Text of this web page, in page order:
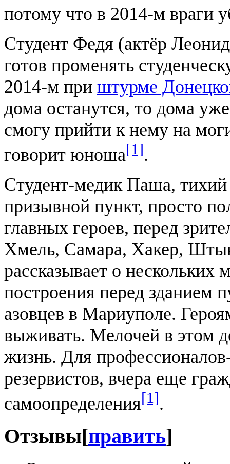
потому что в 2014-м враги
Студент Федя (актёр
готов променять
2014-м при штурме
дома останутся, то дома
смогу прийти к нему на
говорит юноша[1].
Студент-медик Паша,
призывной пункт, просто
главных героев, перед
Хмель, Самара, Хакер,
рассказывает о
построения перед зданием
азовцев в Мариуполе.
выживать. Мелочей в этом
жизнь. Для
резервистов, вчера еще
самоопределения[1].
Отзывы[править]